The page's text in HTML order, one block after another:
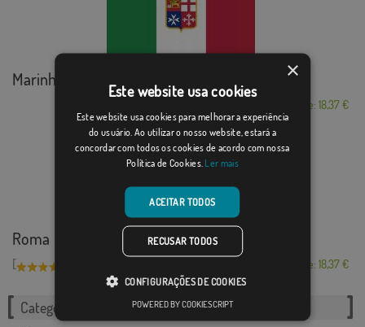
Marinha Mercante I...
Desde: 18,37 €
Roma
[ Desde: 18,37 €
Categorias relacionadas:
×
Este website usa cookies
Este website usa cookies para melhorar a experiência
do usuário. Ao utilizar o nosso website, estará a
concordar com todos os cookies de acordo com nossa
Política de Cookies. Ler mais
ACEITAR TODOS
RECUSAR TODOS
CONFIGURAÇÕES DE COOKIES
POWERED BY COOKIESCRIPT